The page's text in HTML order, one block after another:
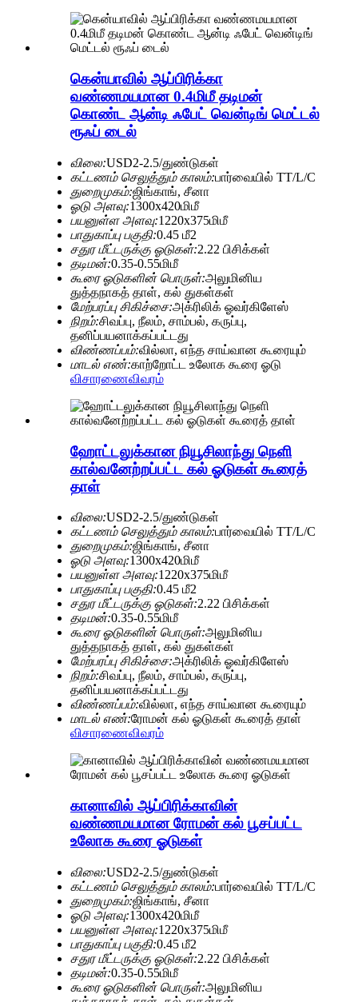
கென்யாவில் ஆப்பிரிக்கா
வண்ணமயமான 0.4மிமீ தடிமன்
கொண்ட ஆன்டி ஃபேட் வென்டிங் மெட்டல்
ரூஃப் டைல்
விலை:USD2-2.5/துண்டுகள்
கட்டணம் செலுத்தும் காலம்:பார்வையில் TT/L/C
துறைமுகம்:ஜிங்காங், சீனா
ஓடு அளவு:1300x420மிமீ
பயனுள்ள அளவு:1220x375மிமீ
பாதுகாப்பு பகுதி:0.45 மீ2
சதுர மீட்டருக்கு ஓடுகள்:2.22 பிசிக்கள்
தடிமன்:0.35-0.55மிமீ
கூரை ஓடுகளின் பொருள்:அலுமினிய
துத்தநாகத் தாள், கல் துகள்கள்
மேற்பரப்பு சிகிச்சை:அக்ரிலிக் ஓவர்கிளேஸ்
நிறம்:சிவப்பு, நீலம், சாம்பல், கருப்பு,
தனிப்பயனாக்கப்பட்டது
விண்ணப்பம்:வில்லா, எந்த சாய்வான கூரையும்
மாடல் எண்:காற்றோட்ட உலோக கூரை ஓடு
விசாரணைவிவரம்
ஹோட்டலுக்கான நியூசிலாந்து நெளி
கால்வனேற்றப்பட்ட கல் ஓடுகள் கூரைத்
தாள்
விலை:USD2-2.5/துண்டுகள்
கட்டணம் செலுத்தும் காலம்:பார்வையில் TT/L/C
துறைமுகம்:ஜிங்காங், சீனா
ஓடு அளவு:1300x420மிமீ
பயனுள்ள அளவு:1220x375மிமீ
பாதுகாப்பு பகுதி:0.45 மீ2
சதுர மீட்டருக்கு ஓடுகள்:2.22 பிசிக்கள்
தடிமன்:0.35-0.55மிமீ
கூரை ஓடுகளின் பொருள்:அலுமினிய
துத்தநாகத் தாள், கல் துகள்கள்
மேற்பரப்பு சிகிச்சை:அக்ரிலிக் ஓவர்கிளேஸ்
நிறம்:சிவப்பு, நீலம், சாம்பல், கருப்பு,
தனிப்பயனாக்கப்பட்டது
விண்ணப்பம்:வில்லா, எந்த சாய்வான கூரையும்
மாடல் எண்:ரோமன் கல் ஓடுகள் கூரைத் தாள்
விசாரணைவிவரம்
கானாவில் ஆப்பிரிக்காவின்
வண்ணமயமான ரோமன் கல் பூசப்பட்ட
உலோக கூரை ஓடுகள்
விலை:USD2-2.5/துண்டுகள்
கட்டணம் செலுத்தும் காலம்:பார்வையில் TT/L/C
துறைமுகம்:ஜிங்காங், சீனா
ஓடு அளவு:1300x420மிமீ
பயனுள்ள அளவு:1220x375மிமீ
பாதுகாப்பு பகுதி:0.45 மீ2
சதுர மீட்டருக்கு ஓடுகள்:2.22 பிசிக்கள்
தடிமன்:0.35-0.55மிமீ
கூரை ஓடுகளின் பொருள்:அலுமினிய